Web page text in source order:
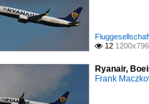
 12
Ryanair,
Frank